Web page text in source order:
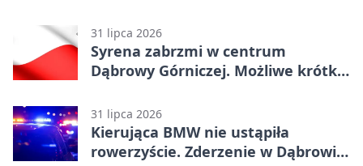
31 lipca 2026
Syrena zabrzmi w centrum
Dąbrowy Górniczej. Możliwe krótkie
31 lipca 2026
Kierująca BMW nie ustąpiła
rowerzyście. Zderzenie w Dąbrowie